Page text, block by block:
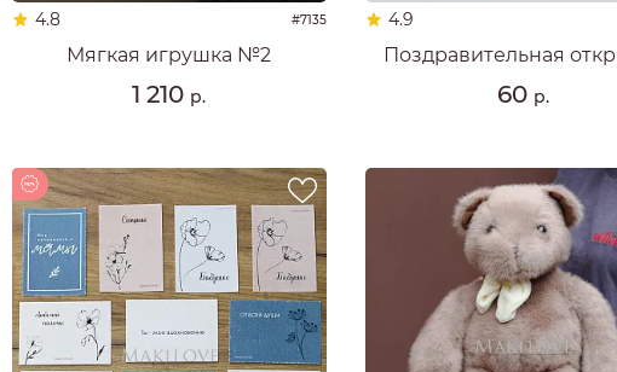
4.8 #7135
Мягкая игрушка №2
1 210 р.
4.9
Поздравительная
60 р.